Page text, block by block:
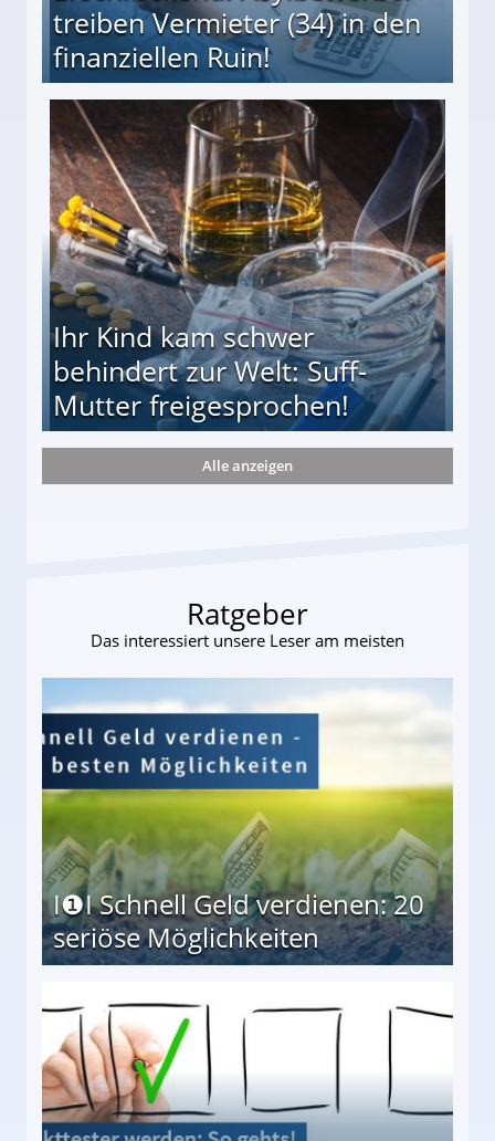
treiben Vermieter (34) in den
finanziellen Ruin!
(34) in den finanziellen Ruin!
Ihr Kind kam schwer
behindert zur Welt: Suff-
Mutter freigesprochen!
Mutter freigesprochen!
Alle anzeigen
Ratgeber
Das interessiert unsere Leser am meisten
I❶I Schnell Geld verdienen: 20
seriöse Möglichkeiten